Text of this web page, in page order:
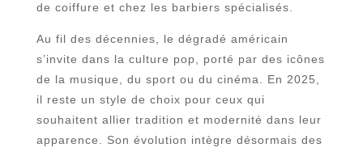
de coiffure et chez les barbiers spécialisés.
Au fil des décennies, le dégradé américain
s’invite dans la culture pop, porté par des icônes
de la musique, du sport ou du cinéma. En 2025,
il reste un style de choix pour ceux qui
souhaitent allier tradition et modernité dans leur
apparence. Son évolution intègre désormais des